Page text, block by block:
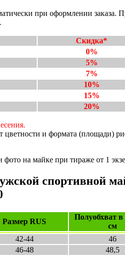
при оформлении заказа.
Скидка*
0%
5%
7%
10%
15%
20%
цветности и формата (площади)
на майке при тираже от 1
спортивной
Размер RUS
Полуобхват в
см
42-44 46
46-48 48,5